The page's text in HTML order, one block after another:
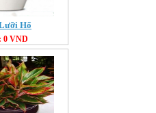
Hổ
0 VND